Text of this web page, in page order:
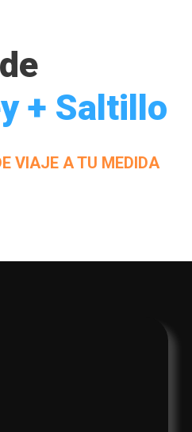
+ Saltillo
VIAJE A TU MEDIDA